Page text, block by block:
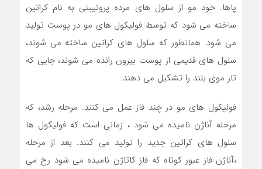
پاها. خود مو از سلول های مرده پروتیینی به نام کراتین
ساخته می شود که توسط فولیکول های مو در پوست تولید
می شود. همانطور که سلول های کراتین ساخته می شوند،
سلول های قدیمی از پوست بیرون رانده می شوند، جایی که
تار موی بلند را تشکیل می دهند.
فولیکول های مو در چند فاز عمل می کنند. مرحله رشد، که
مرحله آناژن نامیده می شود ، زمانی است که فولیکول ها
سلول های کراتین جدید را تولید می کنند. بعد از مرحله
،آناژن فاز عبور کوتاه که فاز کاتاژن نامیده می شود رخ می